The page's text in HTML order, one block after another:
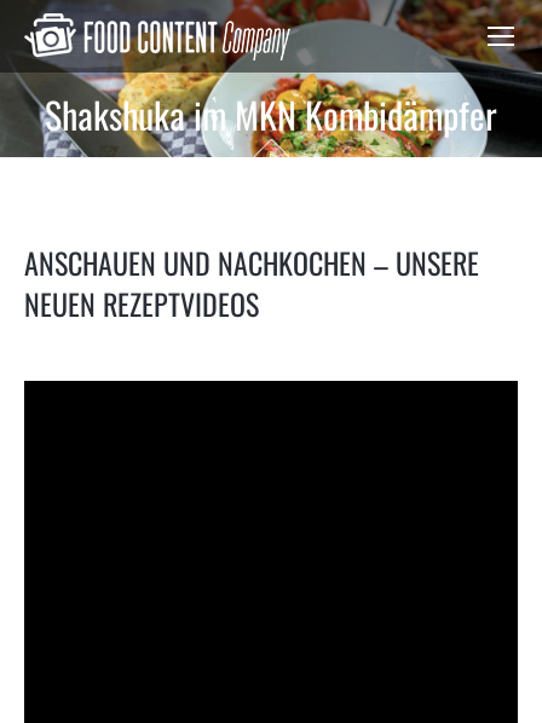
Shakshuka im MKN Kombidämpfer
Du bist hier:
ANSCHAUEN UND NACHKOCHEN – UNSERE
NEUEN REZEPTVIDEOS